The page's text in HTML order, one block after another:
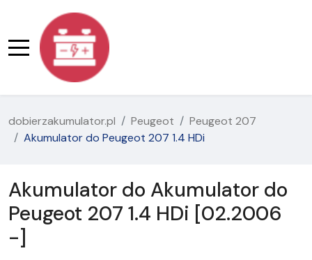
dobierzakumulator.pl Peugeot
Peugeot 207
Akumulator do Peugeot 207 1.4 HDi
Akumulator do Akumulator do
Peugeot 207 1.4 HDi [02.2006
-]